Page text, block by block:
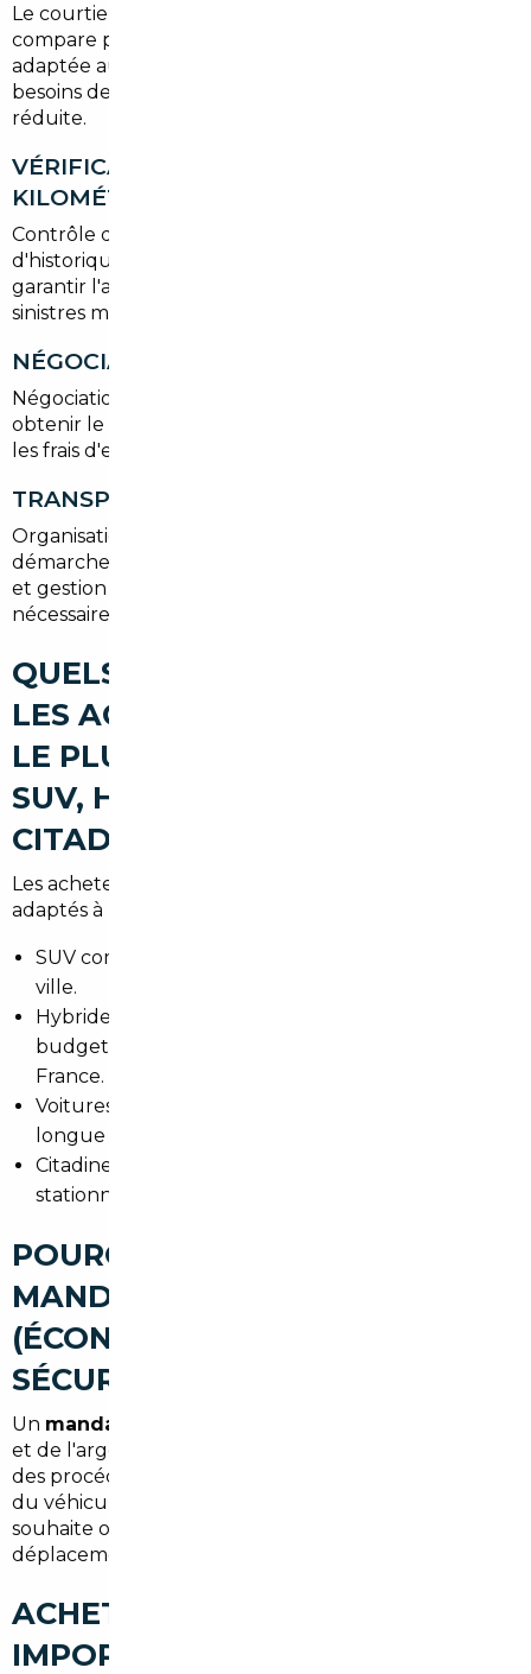
Le courtier scanne les annonces européennes,
compare prix et options, et propose une sélection
adaptée aux trajets fréquents entre Vanves et Paris,
besoins de stationnement et consommation urbaine
réduite.
VÉRIFICATION HISTORIQUE ET
KILOMÉTRAGE
Contrôle des factures d'entretien, des rapports
d'historique et d'un contrôle technique pour
garantir l'authenticité du kilométrage et l'absence de
sinistres majeurs.
NÉGOCIATION ET ACHAT
Négociation directe avec le vendeur européen pour
obtenir le meilleur prix final, en prenant en compte
les frais d'exportation et la TVA si applicable.
TRANSPORT ET IMMATRICULATION
Organisation du rapatriement vers Vanves,
démarches pour carte grise dans les Hauts-de-Seine
et gestion des contrôles techniques ou modifications
nécessaires pour la conformité française.
QUELS TYPES DE VOITURES
LES ACHETEURS RECHERCHENT
LE PLUS À VANVES (VARIER :
SUV, HYBRIDES, PREMIUM,
CITADINES)
Les acheteurs à Vanves privilégient des véhicules
adaptés à la vie urbaine et périurbaine :
SUV compacts pour la modularité et la visibilité en
ville.
Hybrides et petites électriques pour réduire le
budget carburant et profiter des trajets en Île-de-
France.
Voitures premium d'occasion pour le confort sur
longue distance vers Paris.
Citadines économiques pour faciliter le
stationnement et la conduite quotidienne.
POURQUOI FAIRE APPEL À UN
MANDATAIRE AUTO À VANVES
(ÉCONOMIES, GAIN DE TEMPS,
SÉCURISATION)
Un mandataire auto Vanves
et de l'argent. Il négocie les tarifs d'achat, s'occupe
des procédures et apporte une garantie sur l'origine
du véhicule. C'est un choix pertinent pour qui
souhaite optimiser son budget sans multiplier les
déplacements.
ACHETER UNE VOITURE
IMPORTÉE À VANVES : LES